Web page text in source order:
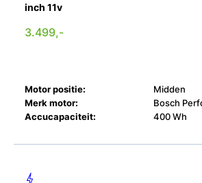
inch 11v
3.499,-
Motor positie:
Midden
Merk motor:
Bosch
Accucapaciteit:
400 Wh